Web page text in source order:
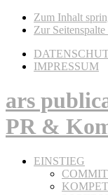
Zum Inhalt
Zur Seitenspalte
IMPRESSUM
ars
PR &
EINSTIEG